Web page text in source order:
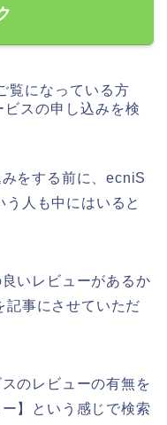
覧になっている方
スの申し込みを検
をする前に、ecniS
人も中にはいると
いレビューがあるか
記事にさせていただ
のレビューの有無を
】という感じで検索